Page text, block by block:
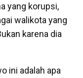
yang korupsi,
walikota yang
karena dia
ini adalah apa